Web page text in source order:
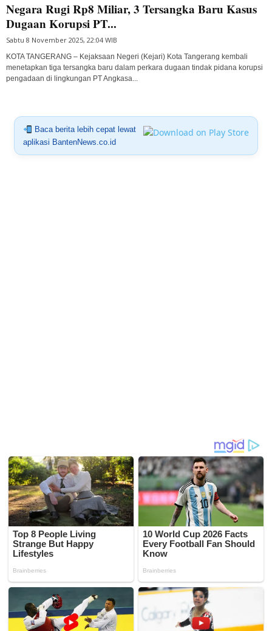
Negara Rugi Rp8 Miliar, 3 Tersangka Baru Kasus
Dugaan Korupsi PT...
Sabtu 8 November 2025, 22:04 WIB
KOTA TANGERANG – Kejaksaan Negeri (Kejari) Kota Tangerang kembali
menetapkan tiga tersangka baru dalam perkara dugaan tindak pidana korupsi
pengadaan di lingkungan PT Angkasa...
Baca berita lebih cepat lewat
aplikasi BantenNews.co.id